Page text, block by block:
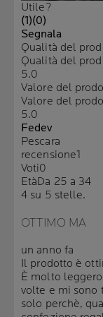
Utile?
(1)(0)
Segnala
Qualità del
Qualità del
5.0
Valore del
Valore del
5.0
Fedev
Pescara
recensione1
Voti0
EtàDa 25 a 34
4 su 5 stelle.
OTTIMO MA
un anno fa
Il prodotto è
È molto
volte e mi sono
solo perchè,